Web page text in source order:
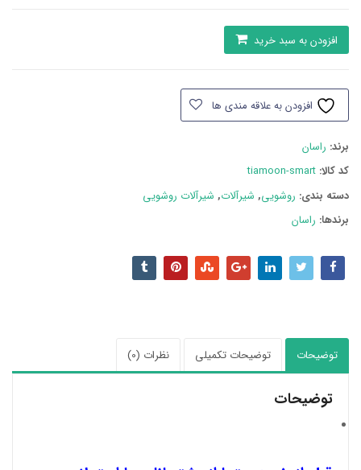
شیر
روشویی
تیامون
هوشمند
عدد
افزودن به سبد خرید
افزودن به علاقه مندی ها
برند: راسان
کد کالا: tiamoon-smart
دسته بند‌ی: روشویی, شیرآلات, شیرآلات روشویی
برندها: راسان
توضیحات توضیحات تکمیلی نظرات (0)
توضیحات